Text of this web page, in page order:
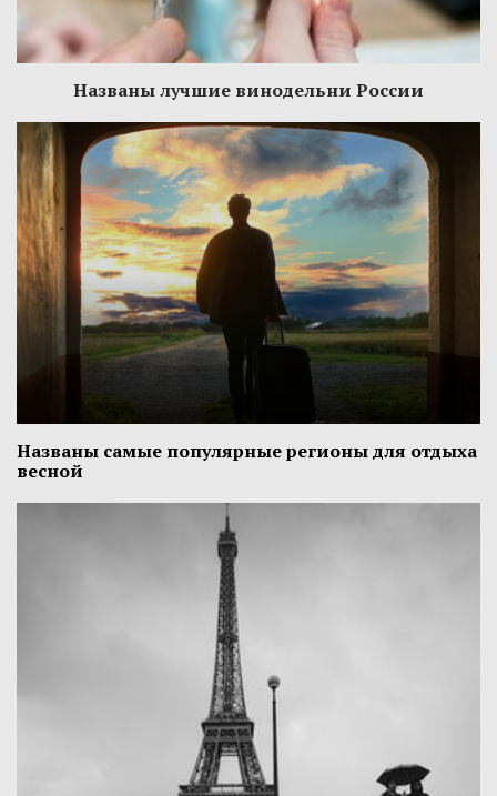
Названы лучшие винодельни России
Названы самые популярные регионы для отдыха
весной